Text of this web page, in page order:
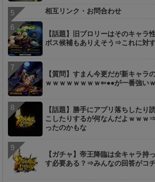
相互リンク・お問合わせ
【話題】旧ブロリーはそのキャラ
ボス候補もありえそう⇒これに対
【質問】すまん今更だが新キャラ
ｗｗｗｗｗｗｗｗ⇐●●が一番強いｗ
【話題】勝手にアプリ落ちしたり
こしたりするが何なんだよｗｗｗ
ったのかもな
【ガチャ】帝王降臨は全キャラ持
す必要ある？⇒みんなの回答がコ